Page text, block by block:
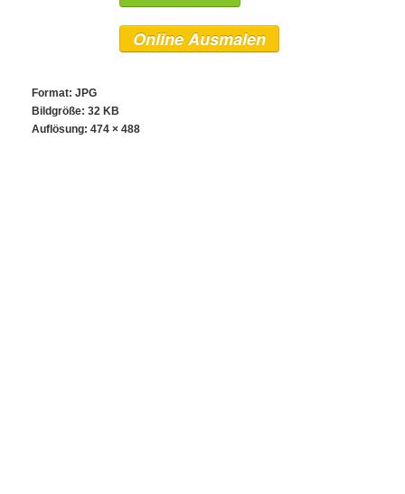
Online Ausmalen
Format: JPG
Bildgröße: 32 KB
Auflösung: 474 × 488